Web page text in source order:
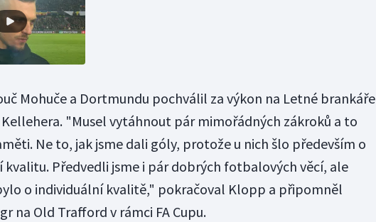
Mohuče a Dortmundu pochválil za výkon na Letné brankáře
"Musel vytáhnout pár mimořádných zákroků a to
Ne to, jak jsme dali góly, protože u nich šlo především o
kvalitu. Předvedli jsme i pár dobrých fotbalových věcí, ale
o individuální kvalitě," pokračoval Klopp a připomněl
na Old Trafford v rámci FA Cupu.